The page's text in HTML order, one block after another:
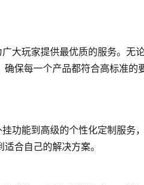
大玩家提供最优质的服务。无
保每一个产品都符合高标准的
功能到高级的个性化定制服务
合自己的解决方案。